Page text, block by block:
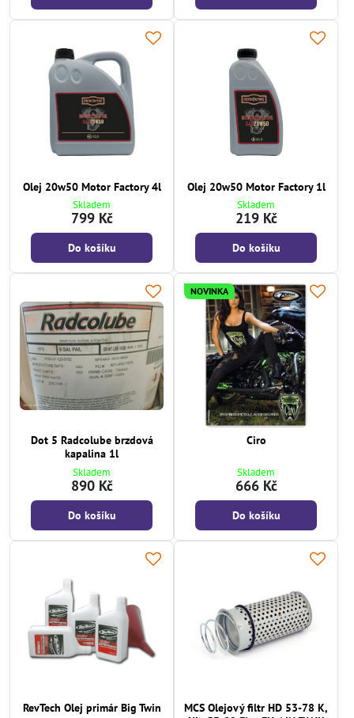
Olej 20w50 Motor Factory 4l
Skladem
799 Kč
Do košíku
Olej 20w50 Motor Factory 1l
Skladem
219 Kč
Do košíku
Dot 5 Radcolube brzdová
kapalina 1l
Skladem
890 Kč
Do košíku
NOVINKA
Ciro
Skladem
666 Kč
Do košíku
RevTech Olej primár Big Twin
MCS Olejový filtr HD 53-78 K,